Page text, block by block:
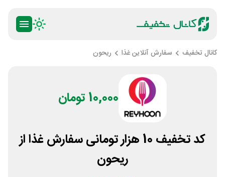
کانال تخفیف سفارش آنلاین غذا ریحون
10,000 تومان
کد تخفیف 10 هزار تومانی سفارش غذا از
ریحون